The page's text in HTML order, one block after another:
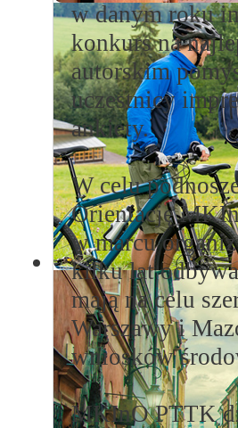
w danym roku
konkurs na
autorskim
uczestnicy
ankiety.
W celu
Orientację
w marcu
kilku lat
mają na celu
Warszawy i
wniosków
MKInO PTTK